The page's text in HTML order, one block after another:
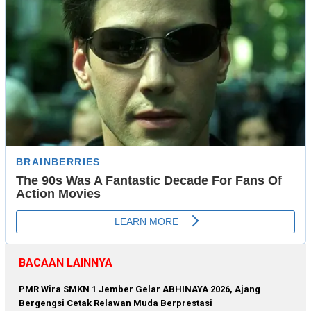
BACAAN LAINNYA
PMR Wira SMKN 1 Jember Gelar ABHINAYA 2026, Ajang
Bergengsi Cetak Relawan Muda Berprestasi